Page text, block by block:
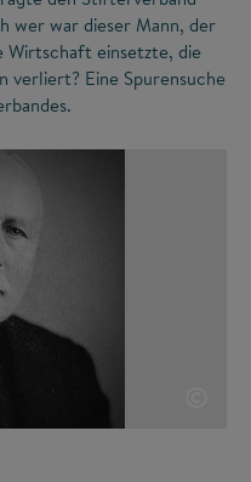
wer war dieser Mann, der
Wirtschaft einsetzte, die
verliert? Eine Spurensuche